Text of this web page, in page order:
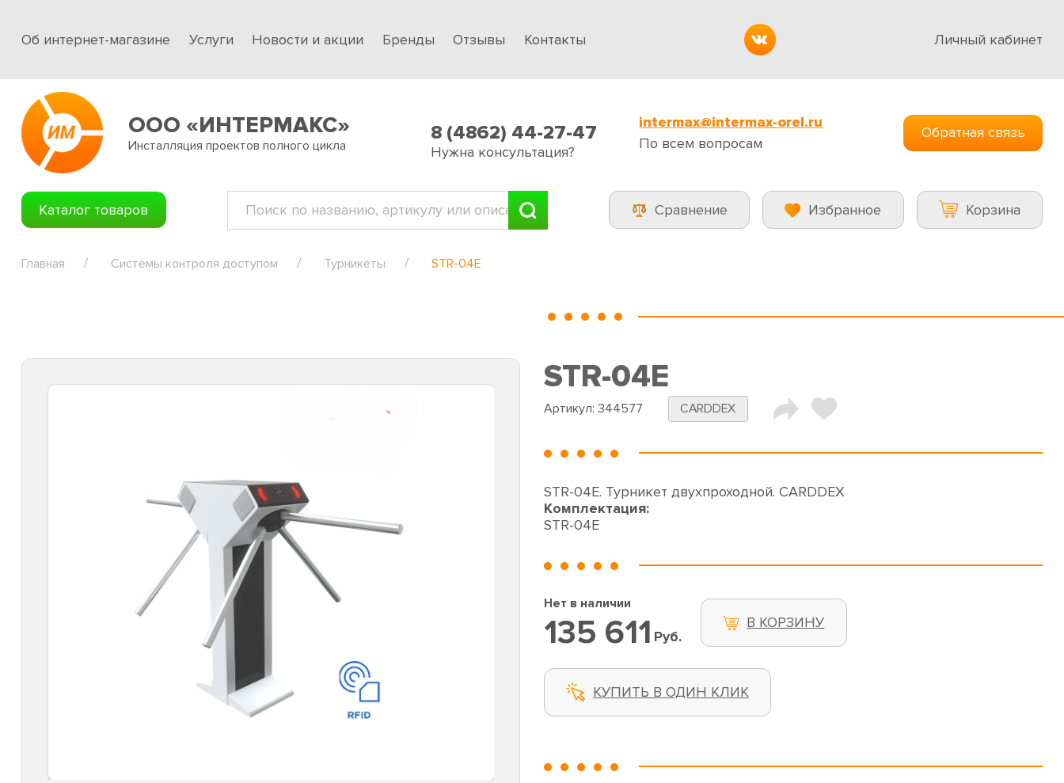
Об интернет-магазине Услуги Новости и акции Бренды Отзывы Контакты Личный кабинет
ООО «ИНТЕРМАКС»
Инсталляция проектов полного цикла
8 (4862) 44-27-47
Нужна консультация?
intermax@intermax-orel.ru
По всем вопросам
Обратная связь
Каталог товаров Сравнение Избранное Корзина
Главная Системы контроля доступом Турникеты STR-04E
STR-04E
Артикул: 344577 CARDDEX
STR-04E. Турникет двухпроходной. CARDDEX
Комплектация:
STR-04E
Нет в наличии
135 611 Руб.
В КОРЗИНУ
КУПИТЬ В ОДИН КЛИК